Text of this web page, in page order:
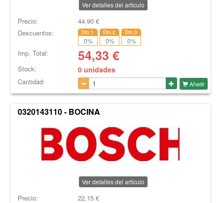
Ver detalles del artículo
Precio: 44,90€
Descuentos:
Dto.1
0%
Dto.2
0%
Dto.3
0%
Imp. Total: 54,33 €
Stock: 0 unidades
Cantidad: Añadir
0320143110 - BOCINA
Ver detalles del artículo
Precio: 22,15€